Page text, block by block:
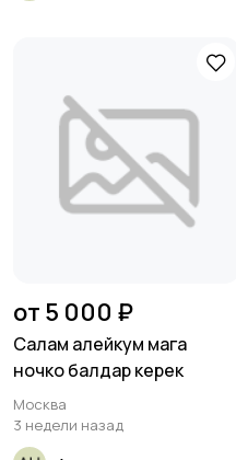
от 5 000 ₽
Салам алейкум мага
ночко балдар керек
Москва
3 недели назад